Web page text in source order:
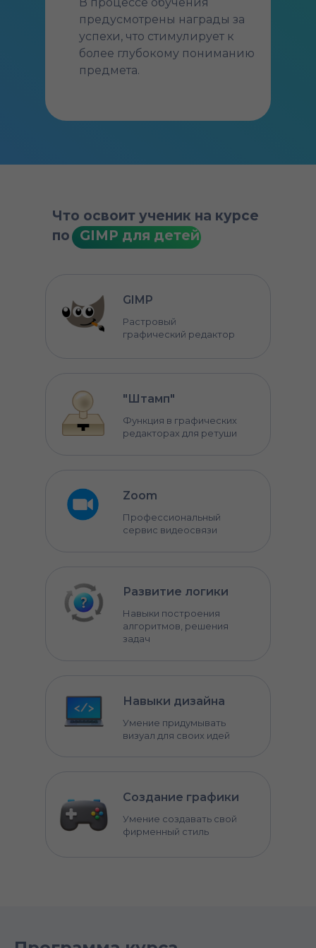
предусмотрены награды за
успехи, что стимулирует к
более глубокому пониманию
предмета.
Что освоит ученик на курсе
по⠀ GIMP для детей
Навыки дизайна
Умение придумывать
визуал для своих идей
Развитие логики
Навыки построения
алгоритмов, решения
задач
Создание графики
Умение создавать свой
фирменный стиль
Zoom
Профессиональный
сервис видеосвязи
"Штамп"
Функция в графических
редакторах для ретуши
GIMP
Растровый
графический редактор